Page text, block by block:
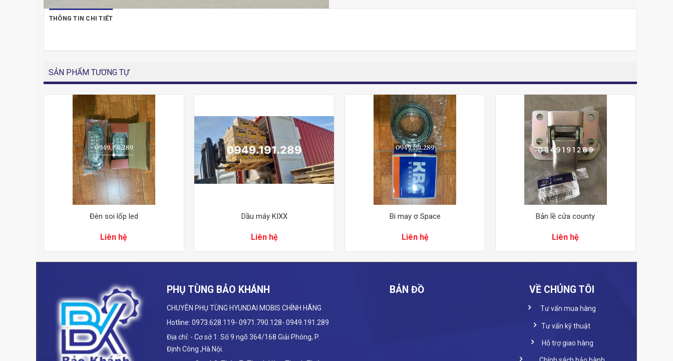
THÔNG TIN CHI TIẾT
SẢN PHẨM TƯƠNG TỰ
Đèn soi lốp led
Liên hệ
Dầu máy KIXX
Liên hệ
Bi may ơ Space
Liên hệ
Bản lề cửa county
Liên hệ
PHỤ TÙNG BẢO KHÁNH
CHUYÊN PHỤ TÙNG HYUNDAI MOBIS CHÍNH HÃNG
Hotline: 0973.628.119- 0971.790.128- 0949.191.289
Địa chỉ: - Cơ sở 1: Số 9 ngõ 364/168 Giải Phóng, P.
Định Công ,Hà Nội.
BẢN ĐỒ VỀ CHÚNG TÔI
Tư vấn mua hàng
Tư vấn kỹ thuật
Hỗ trợ giao hàng